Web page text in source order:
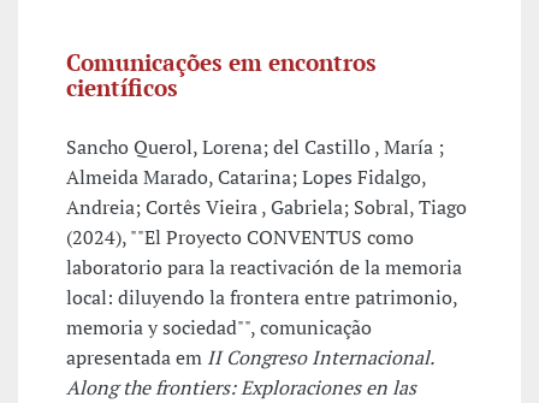
Comunicações em encontros
científicos
Sancho Querol, Lorena; del Castillo , María ;
Almeida Marado, Catarina; Lopes Fidalgo,
Andreia; Cortês Vieira , Gabriela; Sobral, Tiago
(2024), ""El Proyecto CONVENTUS como
laboratorio para la reactivación de la memoria
local: diluyendo la frontera entre patrimonio,
memoria y sociedad"", comunicação
apresentada em II Congreso Internacional.
Along the frontiers: Exploraciones en las